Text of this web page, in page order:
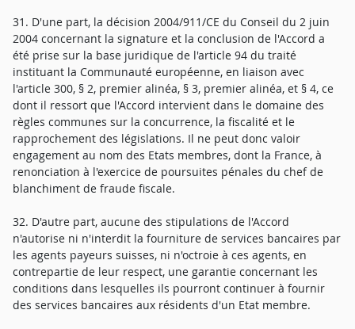
31. D'une part, la décision 2004/911/CE du Conseil du 2 juin
2004 concernant la signature et la conclusion de l'Accord a
été prise sur la base juridique de l'article 94 du traité
instituant la Communauté européenne, en liaison avec
l'article 300, § 2, premier alinéa, § 3, premier alinéa, et § 4, ce
dont il ressort que l'Accord intervient dans le domaine des
règles communes sur la concurrence, la fiscalité et le
rapprochement des législations. Il ne peut donc valoir
engagement au nom des Etats membres, dont la France, à
renonciation à l'exercice de poursuites pénales du chef de
blanchiment de fraude fiscale.
32. D'autre part, aucune des stipulations de l'Accord
n'autorise ni n'interdit la fourniture de services bancaires par
les agents payeurs suisses, ni n'octroie à ces agents, en
contrepartie de leur respect, une garantie concernant les
conditions dans lesquelles ils pourront continuer à fournir
des services bancaires aux résidents d'un Etat membre.